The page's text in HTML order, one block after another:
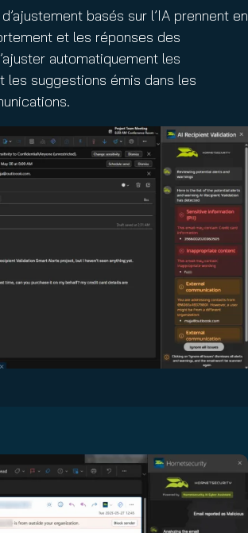
basés sur l’IA prennent en
et les réponses des
automatiquement les
les suggestions émis dans les